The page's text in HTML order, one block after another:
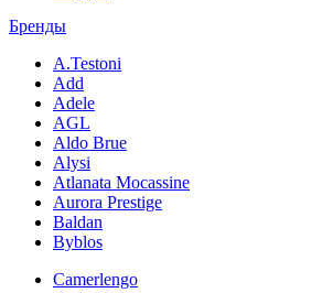
Бренды
A.Testoni
Add
Adele
AGL
Aldo Brue
Alysi
Atlanata Mocassine
Aurora Prestige
Baldan
Byblos
Camerlengo